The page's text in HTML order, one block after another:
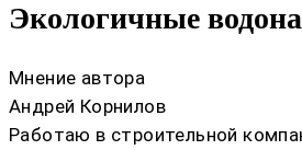
Экологичные
Мнение автора
Андрей Корнилов
Работаю в строительной